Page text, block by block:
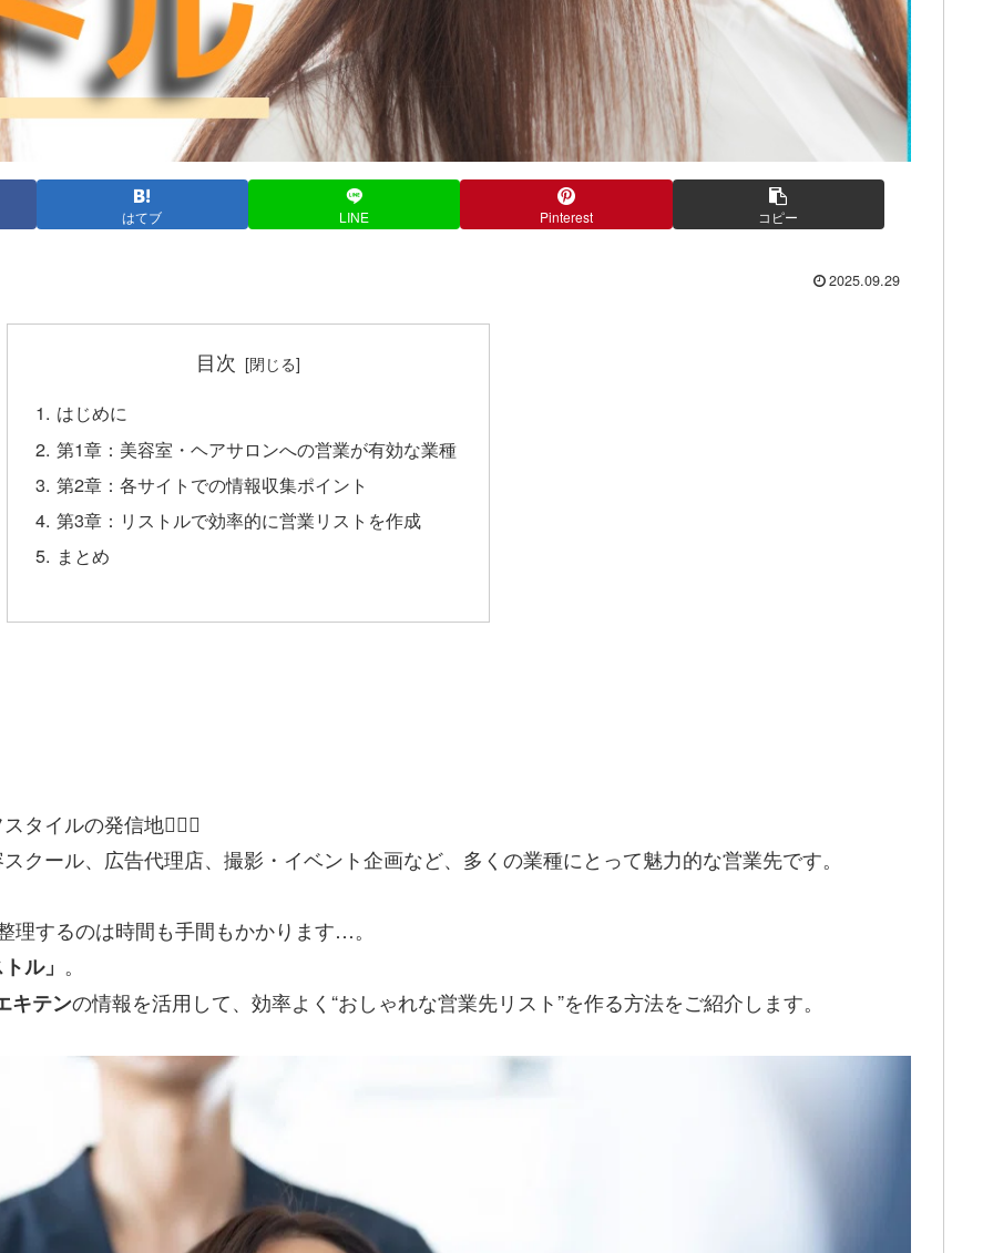
はてブ LINE Pinterest コピー
2025.09.29
目次
はじめに
第1章：美容室・ヘアサロンへの営業が有効な業種
第2章：各サイトでの情報収集ポイント
第3章：リストルで効率的に営業リストを作成
まとめ
タイルの発信地💇‍♀️✨
クール、広告代理店、撮影・イベント企画など、多くの業種にとって魅力的な営業先です。
理するのは時間も手間もかかります…。
ル」 。
キテンの情報を活用して、効率よく“おしゃれな営業先リスト”を作る方法をご紹介します。